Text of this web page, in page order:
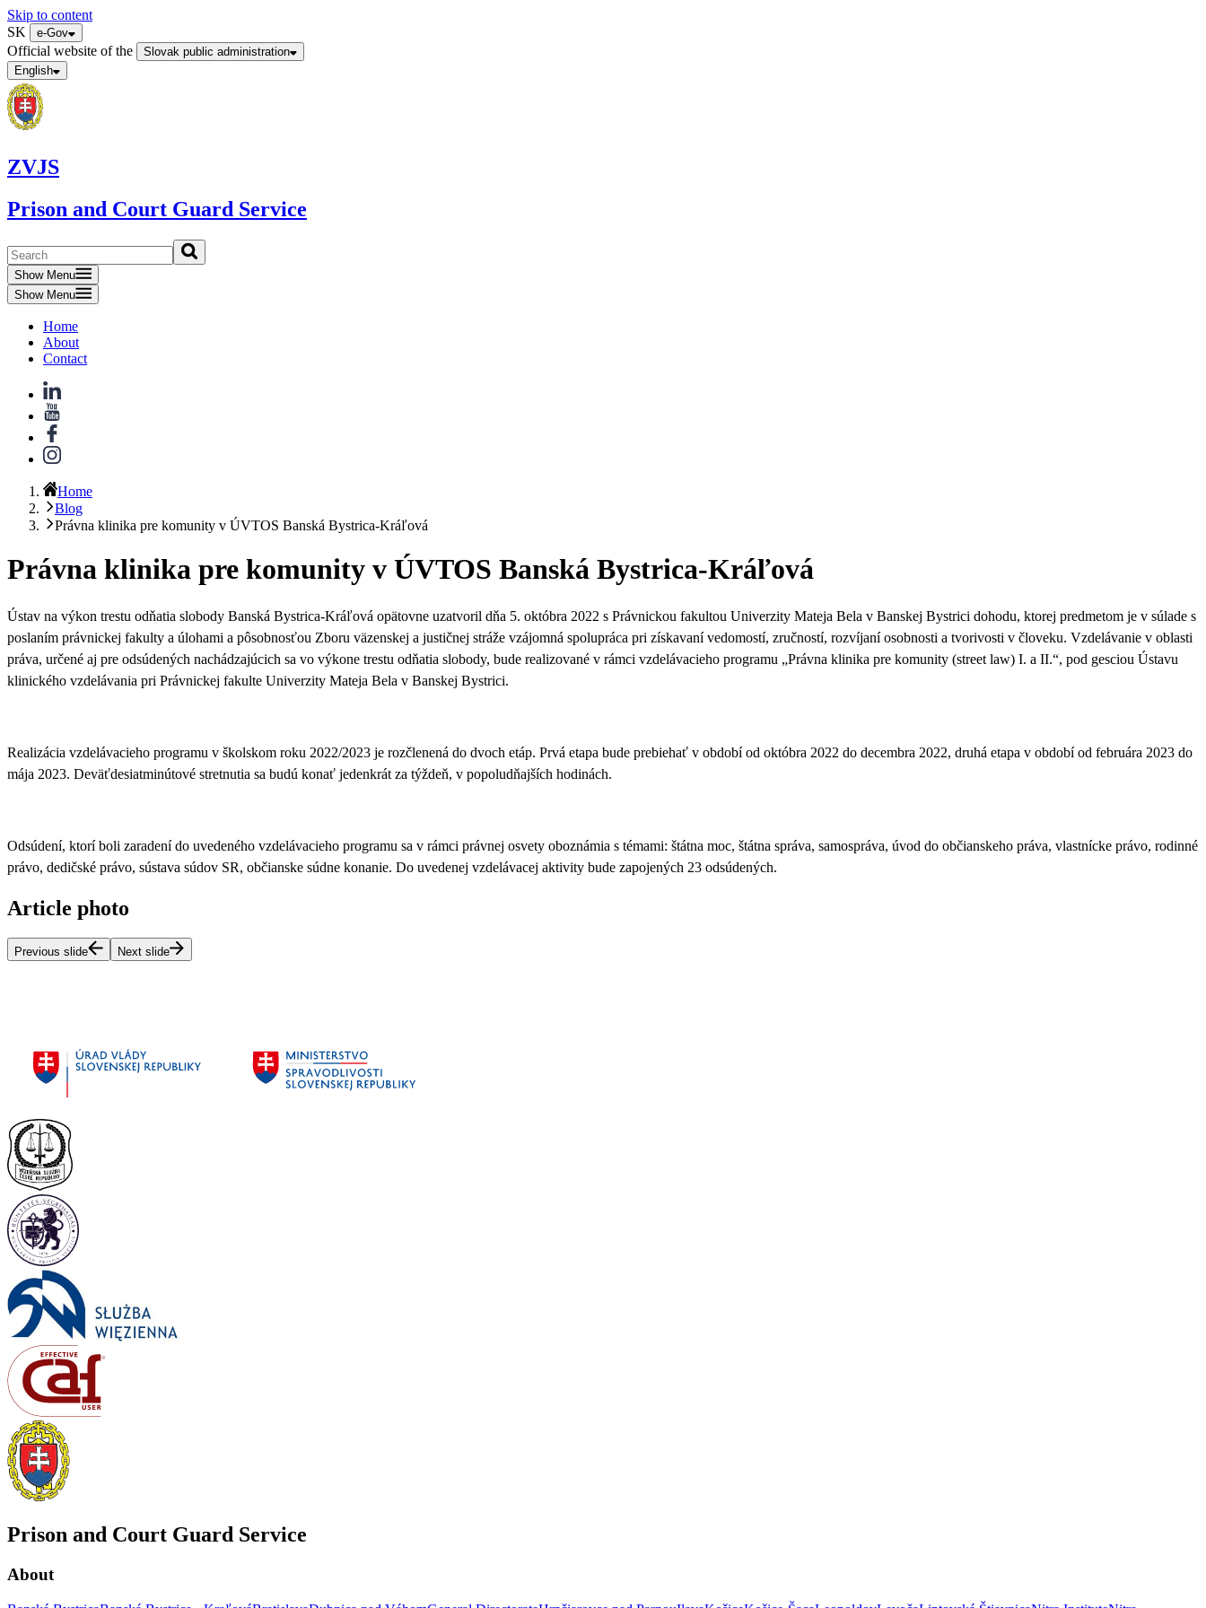
Skip to content
SK
e-Gov
Official website of the
Slovak public administration
English
ZVJS
Prison and Court Guard Service
Show Menu
Show Menu
Home
About
Contact
Home
Blog
Právna klinika pre komunity v ÚVTOS Banská Bystrica-Kráľová
Právna klinika pre komunity v ÚVTOS Banská Bystrica-Kráľová
Ústav na výkon trestu odňatia slobody Banská Bystrica-Kráľová opätovne uzatvoril dňa 5. októbra 2022 s Právnickou fakultou Univerzity Mateja Bela v Banskej Bystrici dohodu, ktorej predmetom je v súlade s
poslaním právnickej fakulty a úlohami a pôsobnosťou Zboru väzenskej a justičnej stráže vzájomná spolupráca pri získavaní vedomostí, zručností, rozvíjaní osobnosti a tvorivosti v človeku. Vzdelávanie v oblasti
práva, určené aj pre odsúdených nachádzajúcich sa vo výkone trestu odňatia slobody, bude realizované v rámci vzdelávacieho programu „Právna klinika pre komunity (street law) I. a II.“, pod gesciou Ústavu
klinického vzdelávania pri Právnickej fakulte Univerzity Mateja Bela v Banskej Bystrici.
Realizácia vzdelávacieho programu v školskom roku 2022/2023 je rozčlenená do dvoch etáp. Prvá etapa bude prebiehať v období od októbra 2022 do decembra 2022, druhá etapa v období od februára 2023 do
mája 2023. Deväťdesiatminútové stretnutia sa budú konať jedenkrát za týždeň, v popoludňajších hodinách.
Odsúdení, ktorí boli zaradení do uvedeného vzdelávacieho programu sa v rámci právnej osvety oboznámia s témami: štátna moc, štátna správa, samospráva, úvod do občianskeho práva, vlastnícke právo, rodinné
právo, dedičské právo, sústava súdov SR, občianske súdne konanie. Do uvedenej vzdelávacej aktivity bude zapojených 23 odsúdených.
Article photo
Previous slide Next slide
Prison and Court Guard Service
About